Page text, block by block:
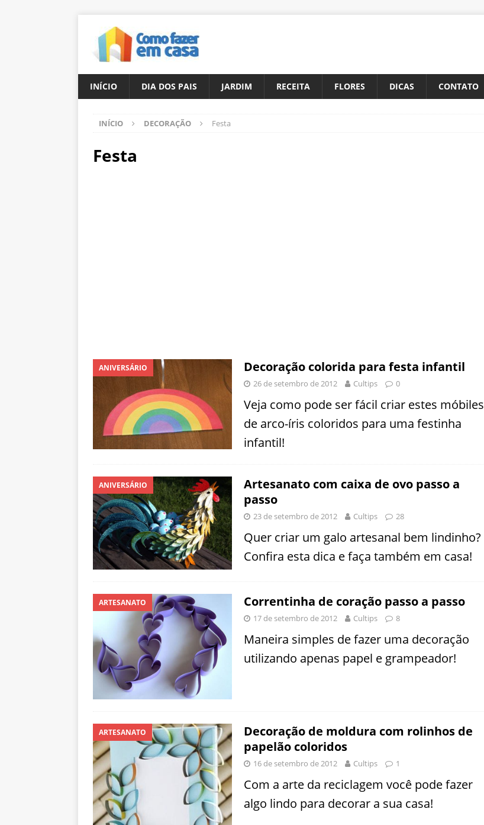
INÍCIO DIA DOS PAIS JARDIM RECEITA FLORES DICAS CONTATO
INÍCIO DECORAÇÃO Festa
Festa
ANIVERSÁRIO Decoração colorida para festa infantil
26 de setembro de 2012 Cultips 0
Veja como pode ser fácil criar estes móbiles
de arco-íris coloridos para uma festinha
infantil!
ANIVERSÁRIO
Artesanato com caixa de ovo passo a
passo
23 de setembro de 2012 Cultips 28
Quer criar um galo artesanal bem lindinho?
Confira esta dica e faça também em casa!
ARTESANATO Correntinha de coração passo a passo
17 de setembro de 2012 Cultips 8
Maneira simples de fazer uma decoração
utilizando apenas papel e grampeador!
ARTESANATO
Decoração de moldura com rolinhos de
papelão coloridos
16 de setembro de 2012 Cultips 1
Com a arte da reciclagem você pode fazer
algo lindo para decorar a sua casa!